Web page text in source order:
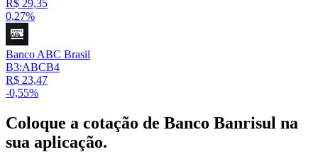
R$ 29,35
0,27%
Banco ABC Brasil
B3:ABCB4
R$ 23,47
-0,55%
Coloque a cotação de Banco Banrisul na
sua aplicação.